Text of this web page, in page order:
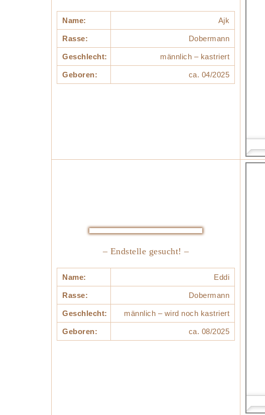
Name: Ajk
Rasse: Dobermann
Geschlecht: männlich – kastriert
Geboren: ca. 04/2025
– Endstelle gesucht! –
Name: Eddi
Rasse: Dobermann
Geschlecht: männlich – wird noch kastriert
Geboren: ca. 08/2025